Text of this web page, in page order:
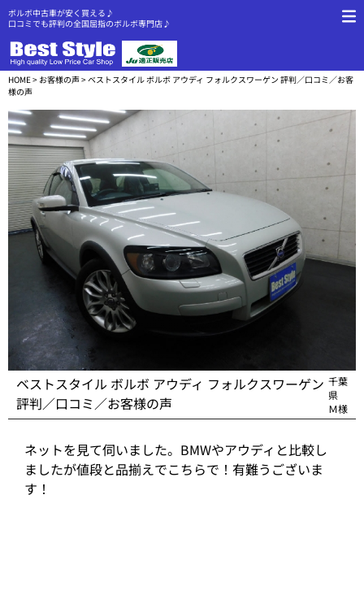
ボルボ中古車が安く買える♪
口コミでも評判の全国屈指のボルボ専門店♪
HOME> お客様の声> ベストスタイル ボルボ アウディ フォルクスワーゲン 評判／口コミ／お客
様の声
ベストスタイル ボルボ アウディ フォルクスワーゲン
評判／口コミ／お客様の声
千葉
県
Ｍ様
ネットを見て伺いました。BMWやアウディと比較し
ましたが値段と品揃えでこちらで！有難うございま
す！